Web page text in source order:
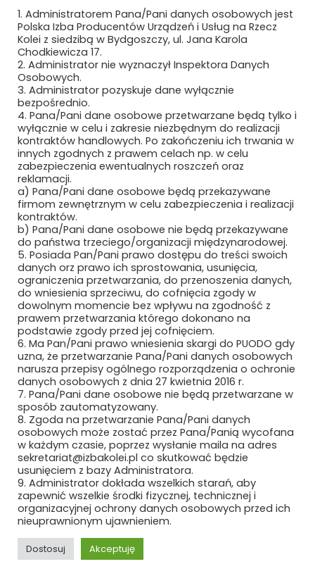
Regulamin strony
Newsletter
Subskrybuj, aby być na bieżąco
Bezpieczne płatności
Copyright ©2024 Polska Izba Kolei
1. Administratorem Pana/Pani danych osobowych jest
Polska Izba Producentów Urządzeń i Usług na Rzecz
Kolei z siedzibą w Bydgoszczy, ul. Jana Karola
Chodkiewicza 17.
2. Administrator nie wyznaczył Inspektora Danych
Osobowych.
3. Administrator pozyskuje dane wyłącznie
bezpośrednio.
4. Pana/Pani dane osobowe przetwarzane będą tylko i
wyłącznie w celu i zakresie niezbędnym do realizacji
kontraktów handlowych. Po zakończeniu ich trwania w
innych zgodnych z prawem celach np. w celu
zabezpieczenia ewentualnych roszczeń oraz
reklamacji.
a) Pana/Pani dane osobowe będą przekazywane
firmom zewnętrznym w celu zabezpieczenia i realizacji
kontraktów.
b) Pana/Pani dane osobowe nie będą przekazywane
do państwa trzeciego/organizacji międzynarodowej.
5. Posiada Pan/Pani prawo dostępu do treści swoich
danych orz prawo ich sprostowania, usunięcia,
ograniczenia przetwarzania, do przenoszenia danych,
do wniesienia sprzeciwu, do cofnięcia zgody w
dowolnym momencie bez wpływu na zgodność z
prawem przetwarzania którego dokonano na
podstawie zgody przed jej cofnięciem.
6. Ma Pan/Pani prawo wniesienia skargi do PUODO gdy
uzna, że przetwarzanie Pana/Pani danych osobowych
narusza przepisy ogólnego rozporządzenia o ochronie
danych osobowych z dnia 27 kwietnia 2016 r.
7. Pana/Pani dane osobowe nie będą przetwarzane w
sposób zautomatyzowany.
8. Zgoda na przetwarzanie Pana/Pani danych
osobowych może zostać przez Pana/Panią wycofana
w każdym czasie, poprzez wysłanie maila na adres
sekretariat@izbakolei.pl co skutkować będzie
usunięciem z bazy Administratora.
9. Administrator dokłada wszelkich starań, aby
zapewnić wszelkie środki fizycznej, technicznej i
organizacyjnej ochrony danych osobowych przed ich
nieuprawnionym ujawnieniem.
Dostosuj Akceptuję